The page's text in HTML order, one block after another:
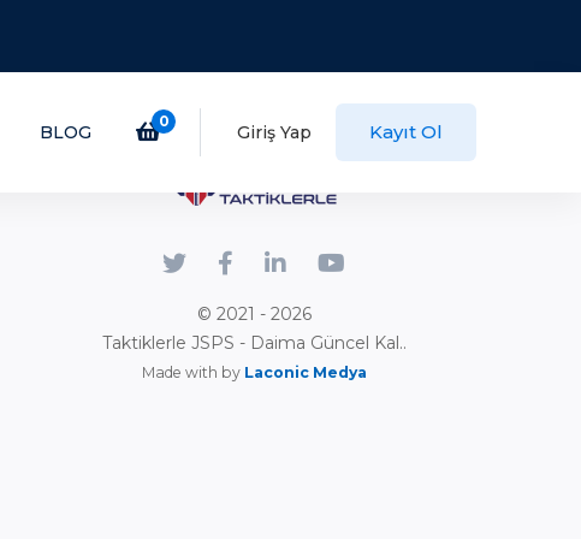
BLOG
0
Giriş Yap Kayıt Ol
© 2021 - 2026
Taktiklerle JSPS - Daima Güncel Kal..
Made with by Laconic Medya